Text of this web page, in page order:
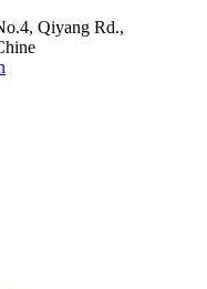
Qiyang Rd.,